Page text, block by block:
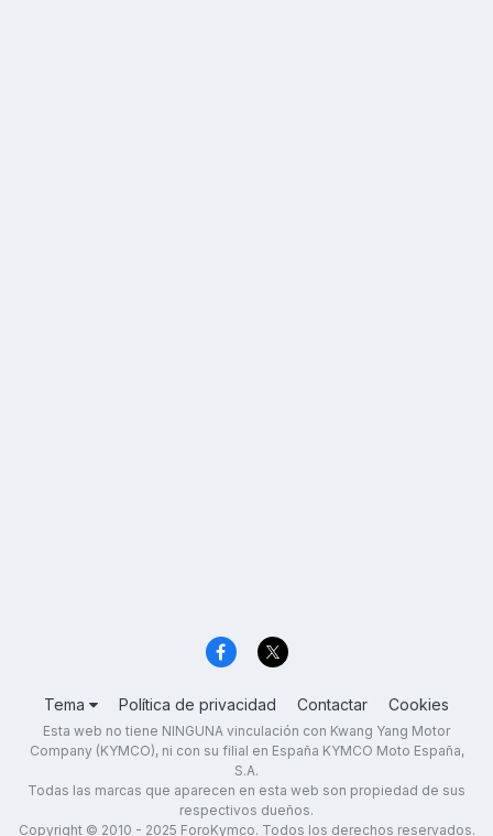
Tema Política de privacidad Contactar Cookies
Esta web no tiene NINGUNA vinculación con Kwang Yang Motor
Company (KYMCO), ni con su filial en España KYMCO Moto España,
S.A.
Todas las marcas que aparecen en esta web son propiedad de sus
respectivos dueños.
Copyright © 2010 - 2025 ForoKymco. Todos los derechos reservados.